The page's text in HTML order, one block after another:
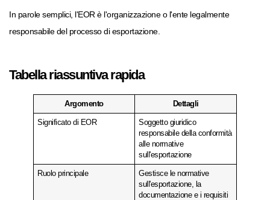
In parole semplici, l'EOR è l'organizzazione o l'ente legalmente
responsabile del processo di esportazione.
Tabella riassuntiva rapida
Argomento Dettagli
Significato di EOR
Soggetto giuridico
responsabile della conformità
alle normative
sull'esportazione
Ruolo principale
Gestisce le normative
sull'esportazione, la
documentazione e i requisiti